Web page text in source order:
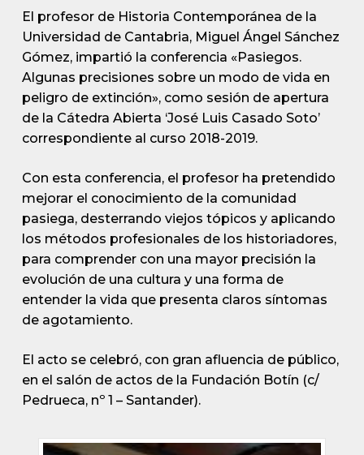
El profesor de Historia Contemporánea de la
Universidad de Cantabria, Miguel Ángel Sánchez
Gómez, impartió la conferencia «Pasiegos.
Algunas precisiones sobre un modo de vida en
peligro de extinción», como sesión de apertura
de la Cátedra Abierta ‘José Luis Casado Soto’
correspondiente al curso 2018-2019.
Con esta conferencia, el profesor ha pretendido
mejorar el conocimiento de la comunidad
pasiega, desterrando viejos tópicos y aplicando
los métodos profesionales de los historiadores,
para comprender con una mayor precisión la
evolución de una cultura y una forma de
entender la vida que presenta claros síntomas
de agotamiento.
El acto se celebró, con gran afluencia de público,
en el salón de actos de la Fundación Botín (c/
Pedrueca, nº 1 – Santander).